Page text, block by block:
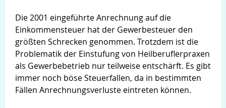
Die 2001 eingeführte Anrechnung auf die
Einkommensteuer hat der Gewerbesteuer den
größten Schrecken genommen. Trotzdem ist die
Problematik der Einstufung von Heilberuflerpraxen
als Gewerbebetrieb nur teilweise entschärft. Es gibt
immer noch böse Steuerfallen, da in bestimmten
Fällen Anrechnungsverluste eintreten können.